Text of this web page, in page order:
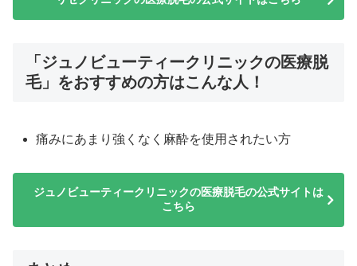
「ジュノビューティークリニックの医療脱
毛」をおすすめの方はこんな人！
痛みにあまり強くなく麻酔を使用されたい方
ジュノビューティークリニックの医療脱毛の公式サイトは
こちら